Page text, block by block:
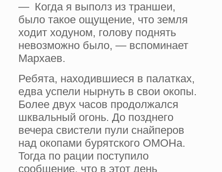
— Когда я выполз из траншеи,
было такое ощущение, что земля
ходит ходуном, голову поднять
невозможно было, — вспоминает
Мархаев.
Ребята, находившиеся в палатках,
едва успели нырнуть в свои окопы.
Более двух часов продолжался
шквальный огонь. До позднего
вечера свистели пули снайперов
над окопами бурятского ОМОНа.
Тогда по рации поступило
сообщение, что в этот день